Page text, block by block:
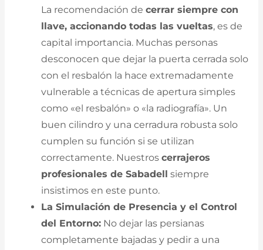
La recomendación decerrar siempre con
llave, accionando todas las vueltas, es de
capital importancia. Muchas personas
desconocen que dejar la puerta cerrada solo
con el resbalón la hace extremadamente
vulnerable a técnicas de apertura simples
como «el resbalón» o «la radiografía». Un
buen cilindro y una cerradura robusta solo
cumplen su función si se utilizan
correctamente. Nuestroscerrajeros
profesionales de Sabadell siempre
insistimos en este punto.
La Simulación de Presencia y el Control
del Entorno: No dejar las persianas
completamente bajadas y pedir a una